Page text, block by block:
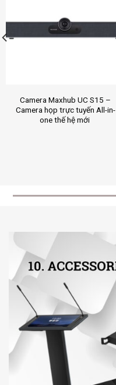
Camera Maxhub UC S15 –
Camera họp trực tuyến All-in-
one thế hệ mới